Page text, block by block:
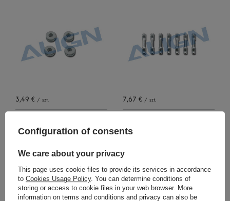
3,49 € / szt. 7,67 € / szt.
Configuration of consents
We care about your privacy
This page uses cookie files to provide its services in accordance
to Cookies Usage Policy. You can determine conditions of
storing or access to cookie files in your web browser. More
information on terms and conditions and privacy can also be